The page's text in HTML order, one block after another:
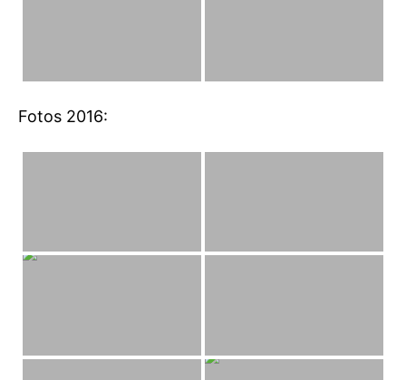
Fotos 2016: